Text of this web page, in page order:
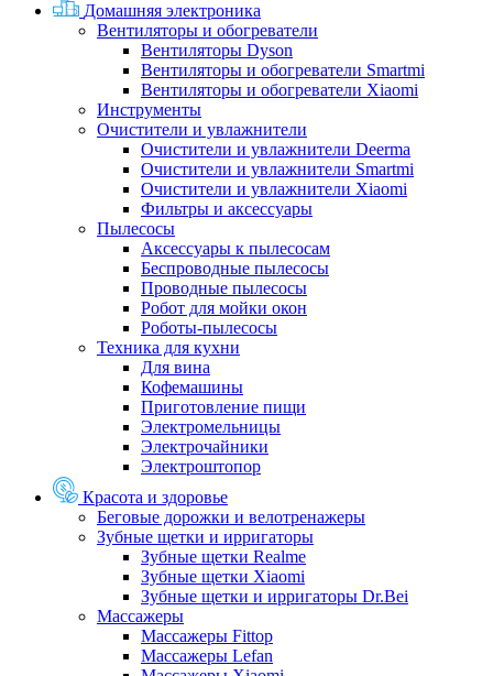
Домашняя электроника
Вентиляторы и обогреватели
Вентиляторы Dyson
Вентиляторы и обогреватели Smartmi
Вентиляторы и обогреватели Xiaomi
Инструменты
Очистители и увлажнители
Очистители и увлажнители Deerma
Очистители и увлажнители Smartmi
Очистители и увлажнители Xiaomi
Фильтры и аксессуары
Пылесосы
Аксессуары к пылесосам
Беспроводные пылесосы
Проводные пылесосы
Робот для мойки окон
Роботы-пылесосы
Техника для кухни
Для вина
Кофемашины
Приготовление пищи
Электромельницы
Электрочайники
Электроштопор
Красота и здоровье
Беговые дорожки и велотренажеры
Зубные щетки и ирригаторы
Зубные щетки Realme
Зубные щетки Xiaomi
Зубные щетки и ирригаторы Dr.Bei
Массажеры
Массажеры Fittop
Массажеры Lefan